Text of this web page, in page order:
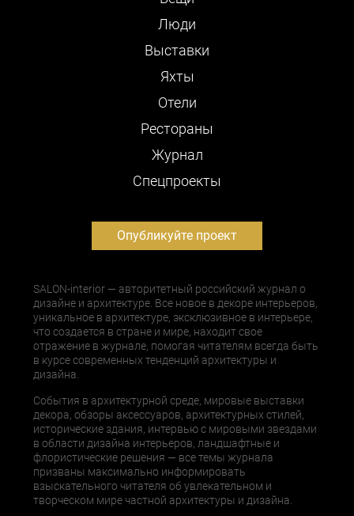
Люди
Выставки
Яхты
Отели
Рестораны
Журнал
Cпецпроекты
Опубликуйте проект
SALON-interior — авторитетный российский журнал о
дизайне и архитектуре. Все новое в декоре интерьеров,
уникальное в архитектуре, эксклюзивное в интерьере,
что создается в стране и мире, находит свое
отражение в журнале, помогая читателям всегда быть
в курсе современных тенденций архитектуры и
дизайна.
События в архитектурной среде, мировые выставки
декора, обзоры аксессуаров, архитектурных стилей,
исторические здания, интервью с мировыми звездами
в области дизайна интерьеров, ландшафтные и
флористические решения — все темы журнала
призваны максимально информировать
взыскательного читателя об увлекательном и
творческом мире частной архитектуры и дизайна.